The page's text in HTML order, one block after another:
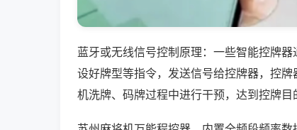
蓝牙或无线信号控制原理：一些智能控牌
设好牌型等指令，发送信号给控牌器，控
机洗牌、码牌过程中进行干预，达到控牌目